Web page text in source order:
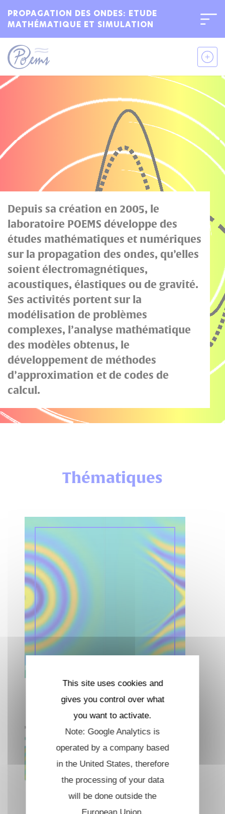
PROPAGATION DES ONDES: ETUDE
MATHÉMATIQUE ET SIMULATION
Bienvenue
l'Institut
Polytechnique
de
Paris
Depuis sa création en 2005, le
laboratoire POEMS développe des
études mathématiques et numériques
sur la propagation des ondes, qu’elles
soient électromagnétiques,
acoustiques, élastiques ou de gravité.
Ses activités portent sur la
modélisation de problèmes
complexes, l’analyse mathématique
des modèles obtenus, le
développement de méthodes
d’approximation et de codes de
calcul.
Thématiques
Modélisation
This site uses cookies and
gives you control over what
you want to activate.
Note: Google Analytics is
operated by a company based
in the United States, therefore
the processing of your data
will be done outside the